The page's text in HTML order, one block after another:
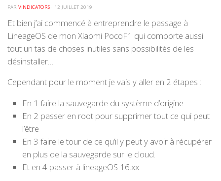
PAR VINDICATORS · 12 JUILLET 2019
Et bien j’ai commencé à entreprendre le passage à
LineageOS de mon Xiaomi PocoF1 qui comporte aussi
tout un tas de choses inutiles sans possibilités de les
désinstaller…
Cependant pour le moment je vais y aller en 2 étapes :
En 1 faire la sauvegarde du système d’origine
En 2 passer en root pour supprimer tout ce qui peut
l’être
En 3 faire le tour de ce qu’il y peut y avoir à récupérer
en plus de la sauvegarde sur le cloud.
Et en 4 passer à lineageOS 16.xx